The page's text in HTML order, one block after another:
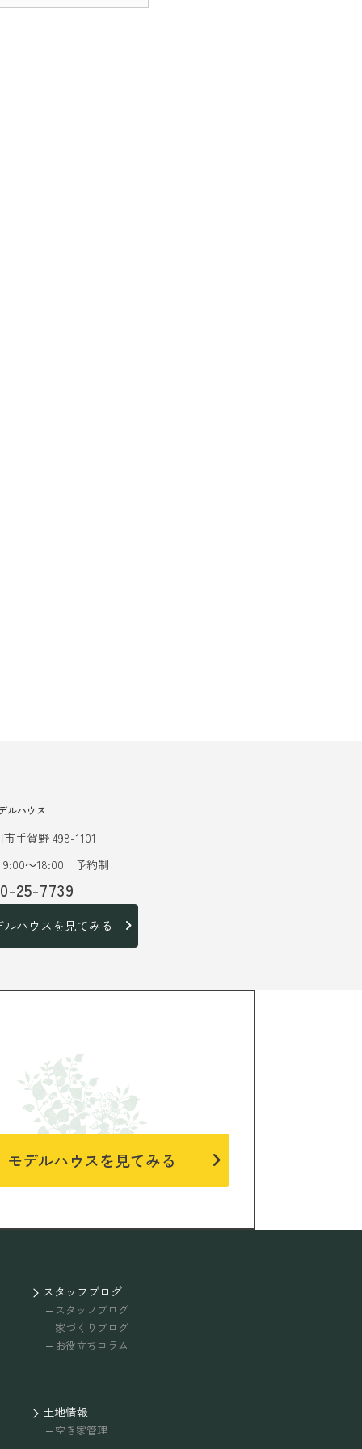
ルハウス
手賀野 498-1101
9:00～18:00 予約制
25-7739
ルハウスを見てみる
モデルハウスを見てみる
スタッフブログ
スタッフブログ
家づくりブログ
お役立ちコラム
土地情報
空き家管理